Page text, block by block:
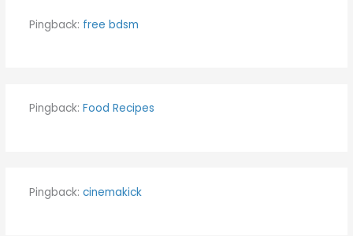
Pingback: free bdsm
Pingback: Food Recipes
Pingback: cinemakick